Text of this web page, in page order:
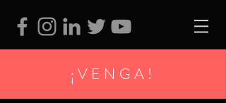
¡V ENGA!